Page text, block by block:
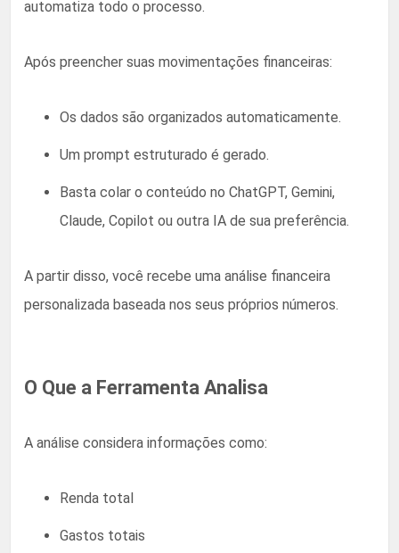
automatiza todo o processo.
Após preencher suas movimentações financeiras:
Os dados são organizados automaticamente.
Um prompt estruturado é gerado.
Basta colar o conteúdo no ChatGPT, Gemini,
Claude, Copilot ou outra IA de sua preferência.
A partir disso, você recebe uma análise financeira
personalizada baseada nos seus próprios números.
O Que a Ferramenta Analisa
A análise considera informações como:
Renda total
Gastos totais